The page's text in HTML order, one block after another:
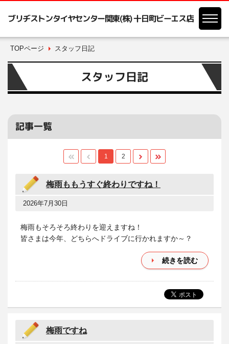
ブリヂストンタイヤセンター関東(株) 十日町ビーエス店
TOPページ スタッフ日記
スタッフ日記
記事一覧
1 2
梅雨ももうすぐ終わりですね！
2026年7月30日
梅雨もそろそろ終わりを迎えますね！
皆さまは今年、どちらへドライブに行かれますか～？
続きを読む
梅雨ですね